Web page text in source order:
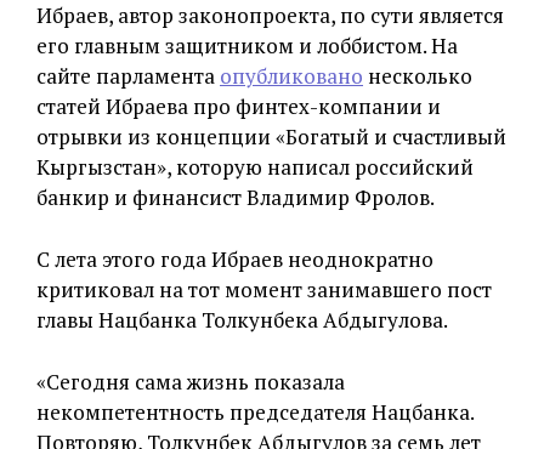
Ибраев, автор законопроекта, по сути является
его главным защитником и лоббистом. На
сайте парламента опубликовано несколько
статей Ибраева про финтех-компании и
отрывки из концепции «Богатый и счастливый
Кыргызстан», которую написал российский
банкир и финансист Владимир Фролов.
С лета этого года Ибраев неоднократно
критиковал на тот момент занимавшего пост
главы Нацбанка Толкунбека Абдыгулова.
«Сегодня сама жизнь показала
некомпетентность председателя Нацбанка.
Повторяю, Толкунбек Абдыгулов за семь лет